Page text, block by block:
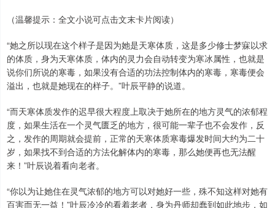
（温馨提示：全文小说可点击文末卡片阅读）
“她之所以现在这个样子是因为她是天寒体质，这是多少修士梦寐以求
的体质，身为天寒体质，体内的灵力会自动转变为寒冰属性，也就是
说你们所说的寒毒，如果没有合适的功法控制体内的寒毒，寒毒便会
溢出，也就是她现在的样子。”叶辰平静的说道。
“而天寒体质发作的迟早很大程度上取决于她所在的地方灵气的浓郁程
度，如果生活在一个灵气匮乏的地方，很可能一辈子也不会发作，反
之，发作的周期就会提前，正常的天寒体质寒毒爆发时间大约为二十
岁，如果找不到合适的方法化解体内的寒毒，那么她便再也无法醒
来！”叶辰说着看向老者。
“你以为让她住在灵气浓郁的地方可以对她好一些，殊不知这样对她有
百害而无一益！”叶辰冷冷的看着老者，身为丹师却蠢到如此地步，如